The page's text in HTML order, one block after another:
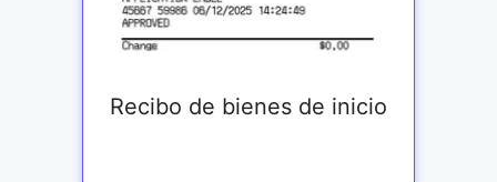
Recibo de bienes de inicio